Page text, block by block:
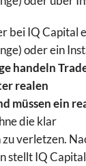
bei IQ Capital
oder ein
handeln
realen
müssen ein
die klar
verletzen.
stellt IQ